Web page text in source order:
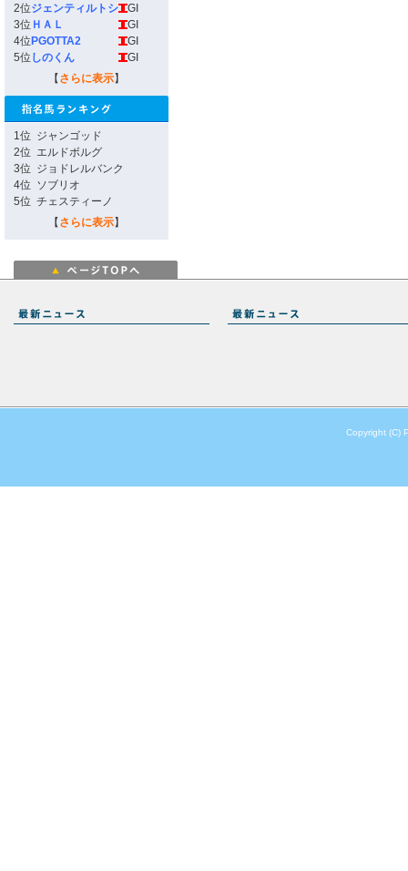
2位ジェンティルトシ
GI
3位 ＨＡＬ
GI
4位 PGOTTA2
GI
5位 しのくん
GI
【 さらに表示】
1位 ジャンゴッド
2位 エルドボルグ
3位 ジョドレルバンク
4位 ソブリオ
5位 チェスティーノ
【 さらに表示】
Copyright (C)